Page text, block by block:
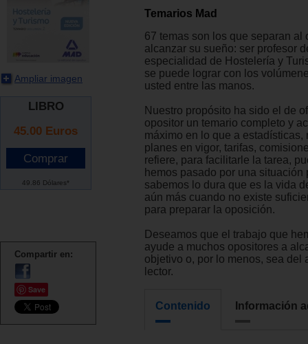
Ampliar imagen
LIBRO
45.00 Euros
49.86 Dólares*
Compartir en:
Save
Temarios Mad
67 temas son los que separan al
alcanzar su sueño: ser profesor
especialidad de Hostelería y
se puede lograr con los
usted entre las manos.
Nuestro propósito ha sido el de
opositor un temario completo y
máximo en lo que a estadísticas,
planes en vigor, tarifas,
refiere, para facilitarle la tarea,
hemos pasado por una situación
sabemos lo dura que es la vida
aún más cuando no existe
para preparar la oposición.
Deseamos que el trabajo que
ayude a muchos opositores a
objetivo o, por lo menos, sea del
lector.
Contenido Información